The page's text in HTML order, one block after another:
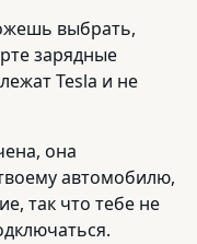
выбрать,
зарядные
Tesla и не
она
автомобилю,
так что тебе не